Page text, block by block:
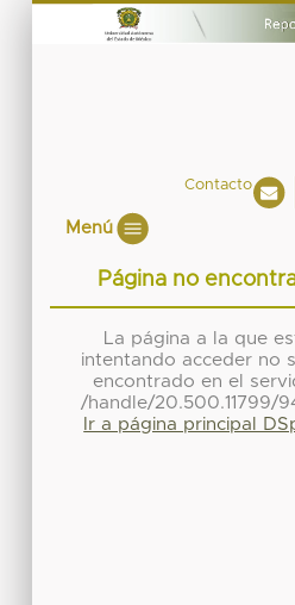
Contacto
Menú
Página no
La página a la que
intentando acceder no
encontrado en el
/handle/20.500.11799/
Ir a página principal